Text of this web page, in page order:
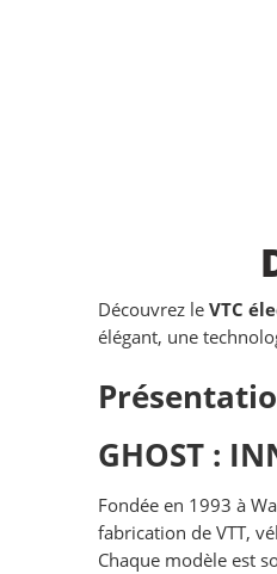
Découvrez le VTC
élégant, une
GHOST :
Fondée en 1993 à
fabrication de VTT,
Chaque modèle est